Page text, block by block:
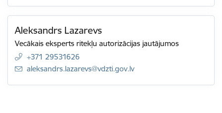
Aleksandrs Lazarevs
Vecākais eksperts ritekļu autorizācijas jautājumos
+371 29531626
E-pasts:
aleksandrs.lazarevs@vdzti.gov.lv